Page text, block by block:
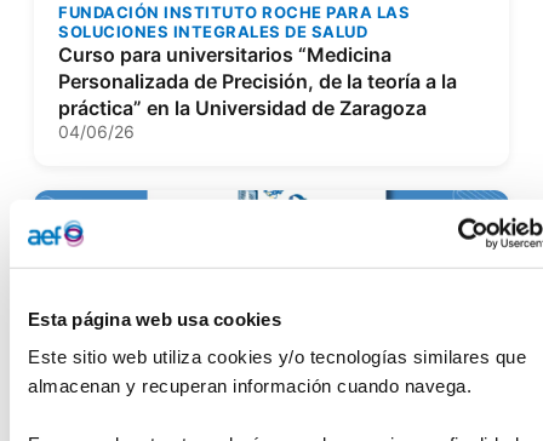
Esta página web usa cookies
Este sitio web utiliza cookies y/o tecnologías similares que
almacenan y recuperan información cuando navega.
FUNDACIÓN INSTITUTO ROCHE PARA LAS
SOLUCIONES INTEGRALES DE SALUD
Curso para universitarios “Medicina
Personalizada de Precisión, de la teoría a la
práctica” en la Universidad de Zaragoza
04/06/26